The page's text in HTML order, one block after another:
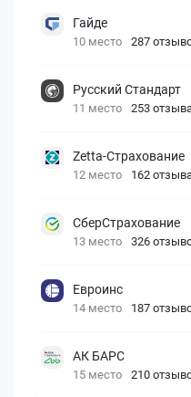
Гайде
10 место 287
Русский Стандарт
11 место 253
Zetta-Страхование
12 место 162
СберСтрахование
13 место 326
Евроинс
14 место 187
АК БАРС
15 место 210